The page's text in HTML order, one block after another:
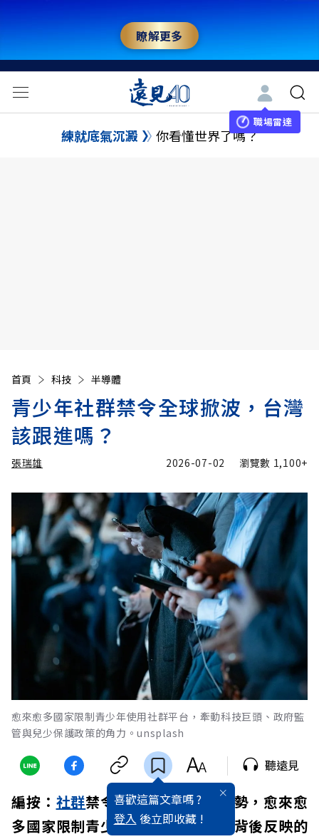
瞭解更多
職場雷達
練就底氣沉澱 你看懂世界了嗎？
首頁 科技 半導體
青少年社群禁令全球掀波，台灣
該跟進嗎？
張瑞雄 2026-07-02 瀏覽數 1,100+
愈來愈多國家限制青少年使用社群平台，牽動科技巨頭、政府監
管與兒少保護政策的角力。unsplash
喜歡這篇文章嗎 ?
登入 後立即收藏 !
聽遠見
編按： 社群禁令正快速成為全球趨勢，愈來愈
多國家限制青少年使用社群平台，背後反映的